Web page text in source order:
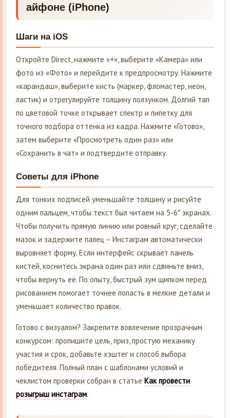
айфоне (iPhone)
Шаги на iOS
Откройте Direct, нажмите «+», выберите «Камера» или
фото из «Фото» и перейдите к предпросмотру. Нажмите
«карандаш», выберите кисть (маркер, фломастер, неон,
ластик) и отрегулируйте толщину ползунком. Долгий тап
по цветовой точке открывает спектр и пипетку для
точного подбора оттенка из кадра. Нажмите «Готово»,
затем выберите «Просмотреть один раз» или
«Сохранить в чат» и подтвердите отправку.
Советы для iPhone
Для тонких подписей уменьшайте толщину и рисуйте
одним пальцем, чтобы текст был читаем на 5-6″ экранах.
Чтобы получить прямую линию или ровный круг, сделайте
мазок и задержите палец – Инстаграм автоматически
выровняет форму. Если интерфейс скрывает панель
кистей, коснитесь экрана один раз или сдвиньте вниз,
чтобы вернуть её. По опыту, быстрый зум щипком перед
рисованием помогает точнее попасть в мелкие детали и
уменьшает количество правок.
Готово с визуалом? Закрепите вовлечение прозрачным
конкурсом: пропишите цель, приз, простую механику
участия и срок, добавьте хэштег и способ выбора
победителя. Полный план с шаблонами условий и
чеклистом проверки собран в статье Как провести
розыгрыш инстаграм.